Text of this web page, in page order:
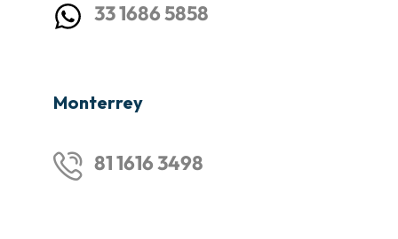
33 1686 5858
Monterrey
81 1616 3498